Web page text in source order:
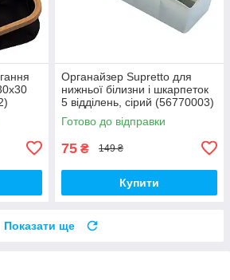
Органайзер Supretto для
нижньої білизни і шкарпеток
5 відділень, сірий (56770003)
Готово до відправки
75 ₴ 149 ₴
Купити
Показати ще